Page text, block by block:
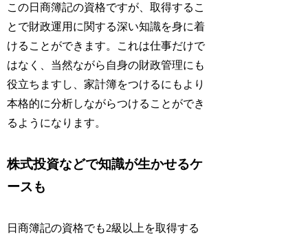
この日商簿記の資格ですが、取得するこ
とで財政運用に関する深い知識を身に着
けることができます。これは仕事だけで
はなく、当然ながら自身の財政管理にも
役立ちますし、家計簿をつけるにもより
本格的に分析しながらつけることができ
るようになります。
株式投資などで知識が生かせるケ
ースも
日商簿記の資格でも2級以上を取得する